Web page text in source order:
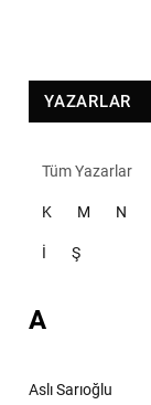
YAZARLAR
Tüm Yazarlar
K M N
İ Ş
A
Aslı Sarıoğlu